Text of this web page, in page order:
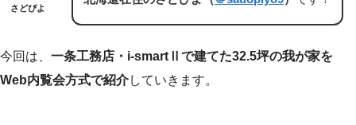
さどぴよ
今回は、 一条工務店・i-smartⅡで建てた32.5坪の我が家を
Web内覧会方式で紹介していきます。